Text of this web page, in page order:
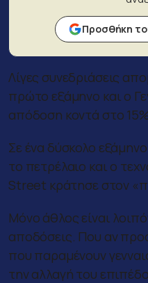
Προσθήκη
Λίγες συνεδριάσεις
πρώτο εξάμηνο και ο
απόδοση κοντά στο
Σε ένα δύσκολο
το πετρέλαιο και ο
Street κράτησε στον
Μόνο άθλος είναι
αποδόσεις. Που αν
που παραμένουν
την αλλαγή του